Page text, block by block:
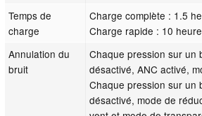
Temps de
charge
Charge complète : 1.5
Charge rapide : 10
Annulation du
bruit
Chaque pression sur un
désactivé, ANC activé,
Chaque pression sur un
désactivé, mode de